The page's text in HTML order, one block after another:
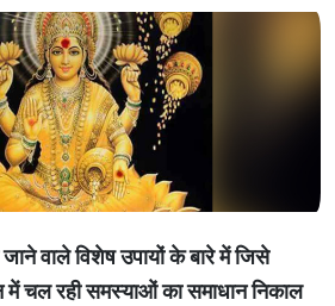
जानेवालेविशेषउपायोंकेबारेमेंजिसे
मेंचलरहीसमस्याओंकासमाधाननिकाल